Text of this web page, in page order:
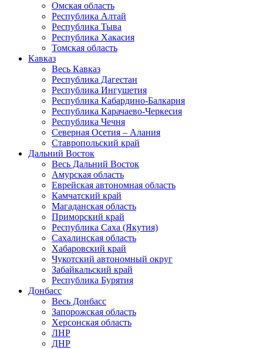
Омская область
Республика Алтай
Республика Тыва
Республика Хакасия
Томская область
Кавказ
Весь Кавказ
Республика Дагестан
Республика Ингушетия
Республика Кабардино-Балкария
Республика Карачаево-Черкесия
Республика Чечня
Северная Осетия – Алания
Ставропольский край
Дальний Восток
Весь Дальний Восток
Амурская область
Еврейская автономная область
Камчатский край
Магаданская область
Приморский край
Республика Саха (Якутия)
Сахалинская область
Хабаровский край
Чукотский автономный округ
Забайкальский край
Республика Бурятия
Донбасс
Весь Донбасс
Запорожская область
Херсонская область
ЛНР
ДНР